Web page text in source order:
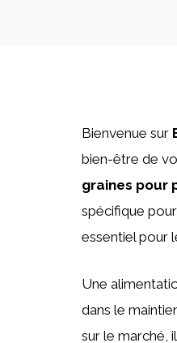
Bienvenue sur
bien-être de
graines pour
spécifique
essentiel pour
Une
dans le
sur le marché,